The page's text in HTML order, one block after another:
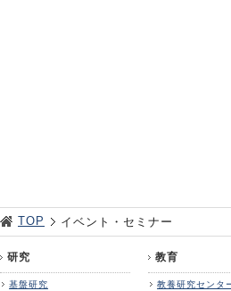
TOP イベント・セミナー
研究
基盤研究
教育
教養研究センタ